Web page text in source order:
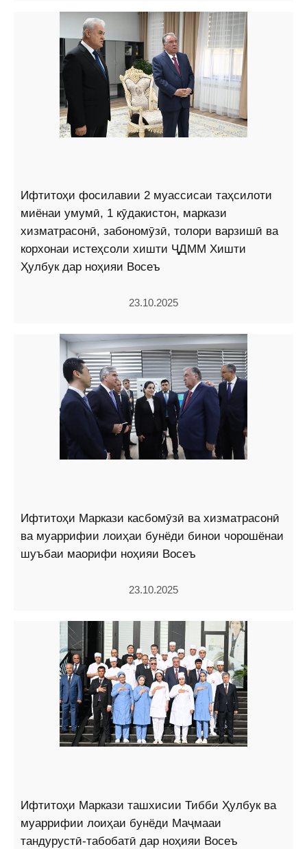
Ифтитоҳи фосилавии 2 муассисаи таҳсилоти
миёнаи умумӣ, 1 кӯдакистон, маркази
хизматрасонӣ, забономӯзӣ, толори варзишӣ ва
корхонаи истеҳсоли хишти ҶДММ Хишти
Ҳулбук дар ноҳияи Восеъ
23.10.2025
Ифтитоҳи Маркази касбомӯзӣ ва хизматрасонӣ
ва муаррифии лоиҳаи бунёди бинои чорошёнаи
шуъбаи маорифи ноҳияи Восеъ
23.10.2025
Ифтитоҳи Маркази ташхисии Тибби Ҳулбук ва
муаррифии лоиҳаи бунёди Маҷмааи
тандурустӣ-табобатӣ дар ноҳияи Восеъ